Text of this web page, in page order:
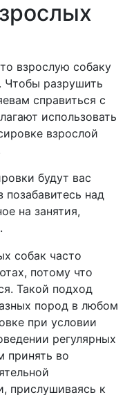
взрослую собаку
Чтобы разрушить
справиться с
использовать
взрослой
будут вас
позабавитесь над
на занятия,
собак часто
потому что
Такой подход
пород в любом
при условии
регулярных
принять во
прислушиваясь к